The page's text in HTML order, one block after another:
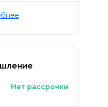
Нет рассрочки